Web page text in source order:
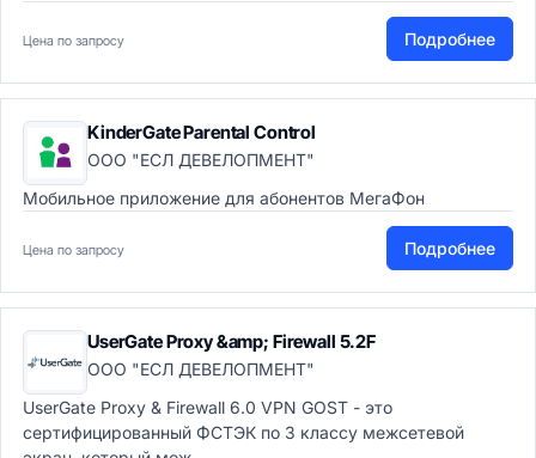
Цена по запросу Подробнее
KinderGate Parental Control
ООО "ЕСЛ ДЕВЕЛОПМЕНТ"
Мобильное приложение для абонентов МегаФон
Цена по запросу Подробнее
UserGate Proxy &amp; Firewall 5.2F
ООО "ЕСЛ ДЕВЕЛОПМЕНТ"
UserGate Proxy & Firewall 6.0 VPN GOST - это
сертифицированный ФСТЭК по 3 классу межсетевой